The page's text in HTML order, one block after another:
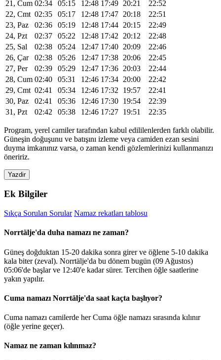
21, Cum 02:34 05:15 12:48 17:49 20:21
22:52
22, Cmt 02:35 05:17 12:48 17:47 20:18
22:51
23, Paz
02:36 05:19 12:48 17:44 20:15
22:49
24, Pzt
02:37 05:22 12:48 17:42 20:12
22:48
25, Sal
02:38 05:24 12:47 17:40 20:09
22:46
26, Çar
02:38 05:26 12:47 17:38 20:06
22:45
27, Per
02:39 05:29 12:47 17:36 20:03
22:44
28, Cum 02:40 05:31 12:46 17:34 20:00
22:42
29, Cmt 02:41 05:34 12:46 17:32 19:57
22:41
30, Paz
02:41 05:36 12:46 17:30 19:54
22:39
31, Pzt
02:42 05:38 12:46 17:27 19:51 22:35
Program, yerel camiler tarafından kabul edililenlerden farklı olabilir.
Güneşin doğuşunu ve batışını izleme veya camiden ezan sesini
duyma imkanınız varsa, o zaman kendi gözlemlerinizi kullanmanızı
öneririz.
Yazdir
Ek Bilgiler
Sıkça Sorulan Sorular Namaz rekatları tablosu
Norrtälje'da duha namazı ne zaman?
Güneş doğduktan 15-20 dakika sonra girer ve öğlene 5-10 dakika
kala biter (zeval). Norrtälje'da bu dönem bugün (09 Ağustos)
05:06'de başlar ve 12:40'e kadar sürer. Tercihen öğle saatlerine
yakın yapılır.
Cuma namazı Norrtälje'da saat kaçta başlıyor?
Cuma namazı camilerde her Cuma öğle namazı sırasında kılınır
(öğle yerine geçer).
Namaz ne zaman kılınmaz?